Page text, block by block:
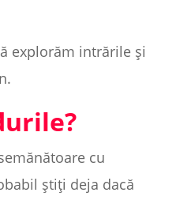
explorăm intrările și
cu
știți deja dacă